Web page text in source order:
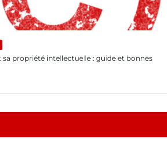
propriété intellectuelle : guide et bonnes